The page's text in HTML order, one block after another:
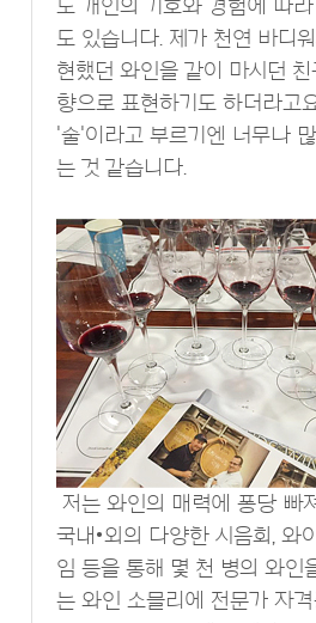
도 개인의 기호와 경험에 따
도 있습니다. 제가 천연 바디
현했던 와인을 같이 마시던 친
향으로 표현하기도 하더라고
'술'이라고 부르기엔 너무나
는 것 같습니다.
저는 와인의 매력에 퐁당 빠
국내•외의 다양한 시음회, 와
임 등을 통해 몇 천 병의 와인
는 와인 소믈리에 전문가 자